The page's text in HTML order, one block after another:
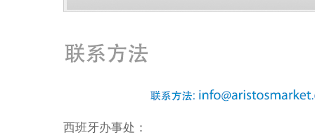
西班牙办事处：